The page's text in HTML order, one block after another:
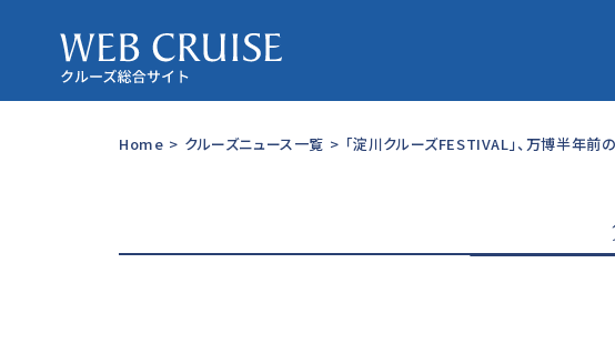
Home > クルーズニュース一覧 > 「淀川クルーズFESTIVAL」、万博半年